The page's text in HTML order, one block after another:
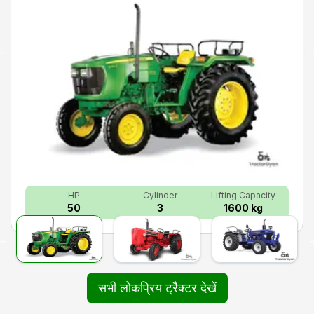
HP
50
Cylinder
3
Lifting Capacity
1600 kg
सभी लोकप्रिय ट्रैक्टर देखें